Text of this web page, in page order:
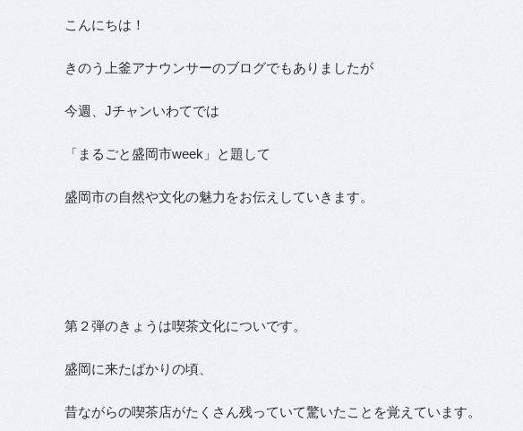
こんにちは！
きのう上釜アナウンサーのブログでもありましたが
今週、Jチャンいわてでは
「まるごと盛岡市week」と題して
盛岡市の自然や文化の魅力をお伝えしていきます。
第２弾のきょうは喫茶文化についです。
盛岡に来たばかりの頃、
昔ながらの喫茶店がたくさん残っていて驚いたことを覚えています。